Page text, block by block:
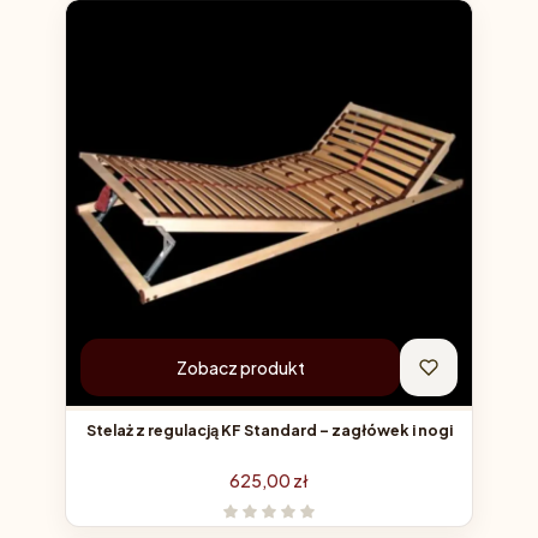
Zobacz produkt
Stelaż z regulacją KF Standard – zagłówek i nogi
Cena
625,00 zł